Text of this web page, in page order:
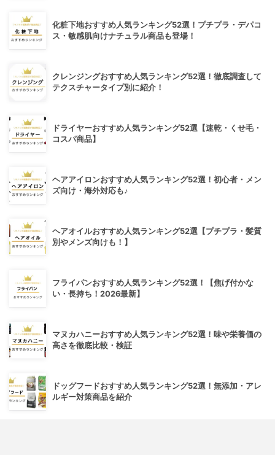
化粧下地おすすめ人気ランキング52選！プチプラ・デパコ
ス・敏感肌向けナチュラル商品も登場！
クレンジングおすすめ人気ランキング52選！徹底調査して
テクスチャータイプ別に紹介！
ドライヤーおすすめ人気ランキング52選【速乾・くせ毛・
コスパ商品】
ヘアアイロンおすすめ人気ランキング52選！初心者・メン
ズ向け・海外対応も♪
ヘアオイルおすすめ人気ランキング52選【プチプラ・髪質
別やメンズ向けも！】
フライパンおすすめ人気ランキング52選！【焦げ付かな
い・長持ち！2026最新】
マヌカハニーおすすめ人気ランキング52選！味や栄養価の
高さを徹底比較・検証
ドッグフードおすすめ人気ランキング52選！無添加・アレ
ルギー対策商品を紹介